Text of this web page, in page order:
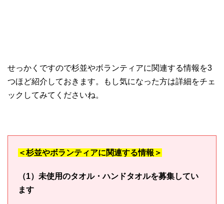
せっかくですので杉並やボランティアに関連する情報を3
つほど紹介しておきます。もし気になった方は詳細をチェ
ックしてみてくださいね。
＜杉並やボランティアに関連する情報＞
（1）未使用のタオル・ハンドタオルを募集してい
ます